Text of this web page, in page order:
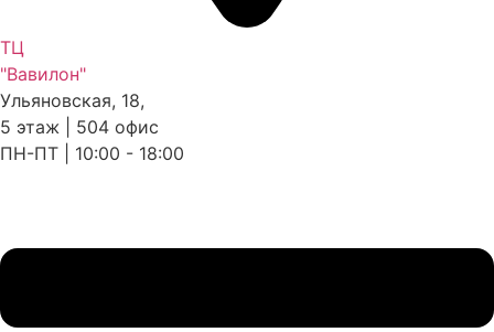
ТЦ
"Вавилон"
Ульяновская, 18,
5 этаж | 504 офис
ПН-ПТ | 10:00 - 18:00